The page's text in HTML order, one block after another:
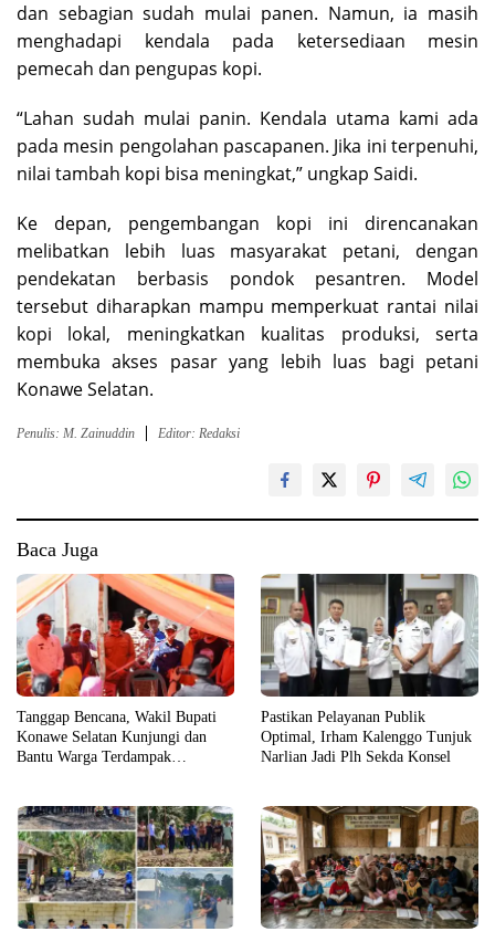
dan sebagian sudah mulai panen. Namun, ia masih
menghadapi kendala pada ketersediaan mesin
pemecah dan pengupas kopi.
“Lahan sudah mulai panin. Kendala utama kami ada
pada mesin pengolahan pascapanen. Jika ini terpenuhi,
nilai tambah kopi bisa meningkat,” ungkap Saidi.
Ke depan, pengembangan kopi ini direncanakan
melibatkan lebih luas masyarakat petani, dengan
pendekatan berbasis pondok pesantren. Model
tersebut diharapkan mampu memperkuat rantai nilai
kopi lokal, meningkatkan kualitas produksi, serta
membuka akses pasar yang lebih luas bagi petani
Konawe Selatan.
Penulis: M. Zainuddin Editor: Redaksi
Baca Juga
Tanggap Bencana, Wakil Bupati
Konawe Selatan Kunjungi dan
Bantu Warga Terdampak
Pastikan Pelayanan Publik
Optimal, Irham Kalenggo Tunjuk
Narlian Jadi Plh Sekda Konsel